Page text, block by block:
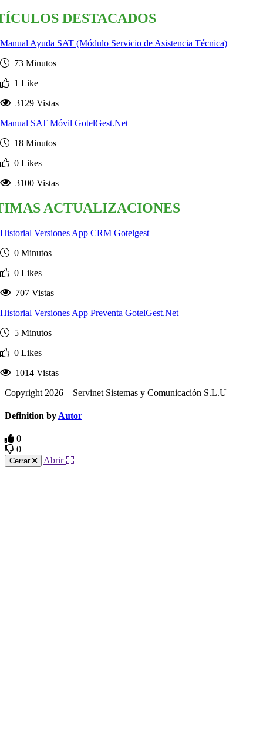
DESTACADOS
Manual Ayuda SAT (Módulo Servicio de Asistencia Técnica)
73 Minutos
1 Like
3129 Vistas
Manual SAT Móvil GotelGest.Net
18 Minutos
0 Likes
3100 Vistas
ACTUALIZACIONES
Historial Versiones App CRM Gotelgest
0 Minutos
0 Likes
707 Vistas
Historial Versiones App Preventa GotelGest.Net
5 Minutos
0 Likes
1014 Vistas
Copyright 2026 – Servinet Sistemas y Comunicación S.L.U
Definition by Autor
0
0
Cerrar Abrir